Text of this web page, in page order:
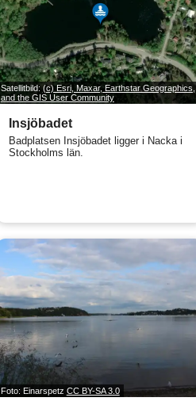
Satellitbild:(c) Esri, Maxar, Earthstar Geographics,
and the GIS User Community
Insjöbadet
Badplatsen Insjöbadet ligger i Nacka i
Stockholms län.
Foto: Einarspetz CC BY-SA 3.0